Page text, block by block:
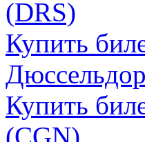
(DRS)
Купить
Купить
(CGN)